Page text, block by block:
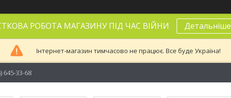
РОБОТА МАГАЗИНУ ПІД ЧАС ВІЙНИ Детальніше
Інтернет-магазин тимчасово не працює. Все буде Україна!
645-33-68